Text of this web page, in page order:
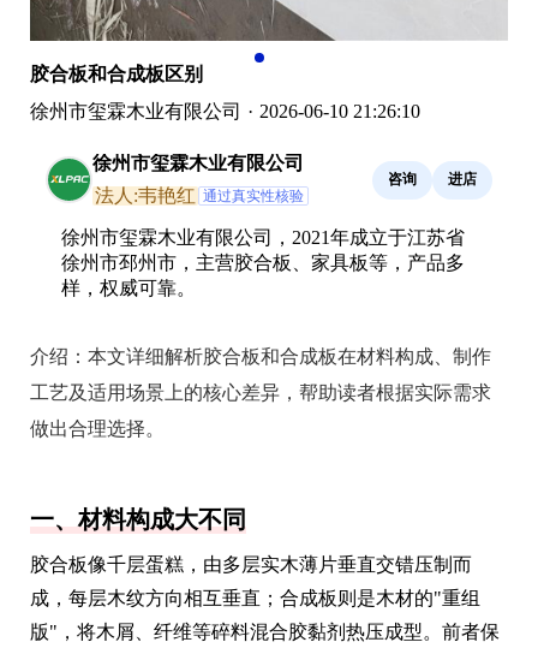
胶合板和合成板区别
徐州市玺霖木业有限公司 · 2026-06-10 21:26:10
徐州市玺霖木业有限公司
法人:韦艳红 通过真实性核验
咨询 进店
徐州市玺霖木业有限公司，2021年成立于江苏省
徐州市邳州市，主营胶合板、家具板等，产品多
样，权威可靠。
介绍： 本文详细解析胶合板和合成板在材料构成、制作
工艺及适用场景上的核心差异，帮助读者根据实际需求
做出合理选择。
一、材料构成大不同
胶合板像千层蛋糕，由多层实木薄片垂直交错压制而
成，每层木纹方向相互垂直；合成板则是木材的"重组
版"，将木屑、纤维等碎料混合胶黏剂热压成型。前者保